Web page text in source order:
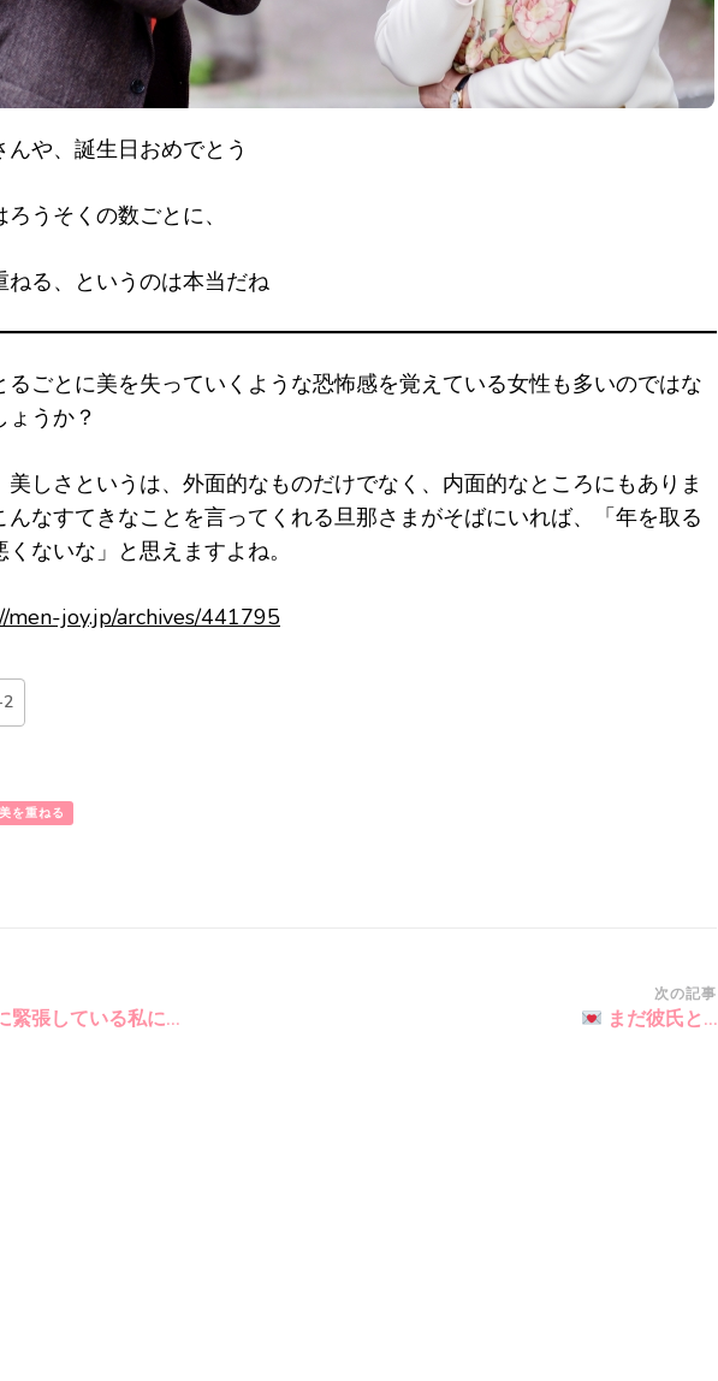
んや、誕生日おめでとう
ろうそくの数ごとに、
ねる、というのは本当だね
るごとに美を失っていくような恐怖感を覚えている女性も多いのではな
ょうか？
美しさというは、外面的なものだけでなく、内面的なところにもありま
んなすてきなことを言ってくれる旦那さまがそばにいれば、「年を取る
くないな」と思えますよね。
men-joy.jp/archives/441795
美を重ねる
緊張している私に…
次の記事
まだ彼氏と…